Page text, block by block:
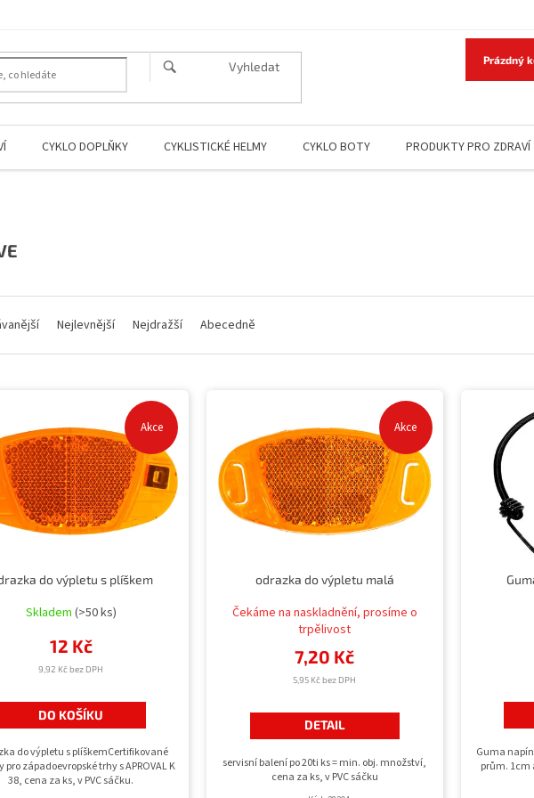
Prázdný
CYKLO DOPLŇKY CYKLISTICKÉ HELMY CYKLO BOTY PRODUKTY PRO ZDRAVÍ
Nejlevnější Nejdražší Abecedně
Akce
do výpletu s plíškem
Skladem (>50 ks)
9,92 Kč bez DPH
12 Kč
DO KOŠÍKU
do výpletu s plíškemCertifikované
pro západoevropské trhy s APROVAL K
38, cena za ks, v PVC sáčku.
Akce
odrazka do výpletu malá
Čekáme na naskladnění, prosíme o
trpělivost
5,95 Kč bez DPH
7,20 Kč
DETAIL
servisní balení po 20ti ks = min. obj. množství,
cena za ks, v PVC sáčku
Guma
prům. 1cm